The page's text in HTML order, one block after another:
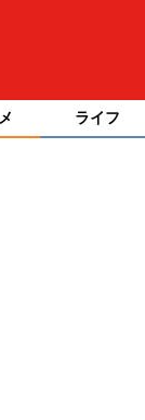
ライフ